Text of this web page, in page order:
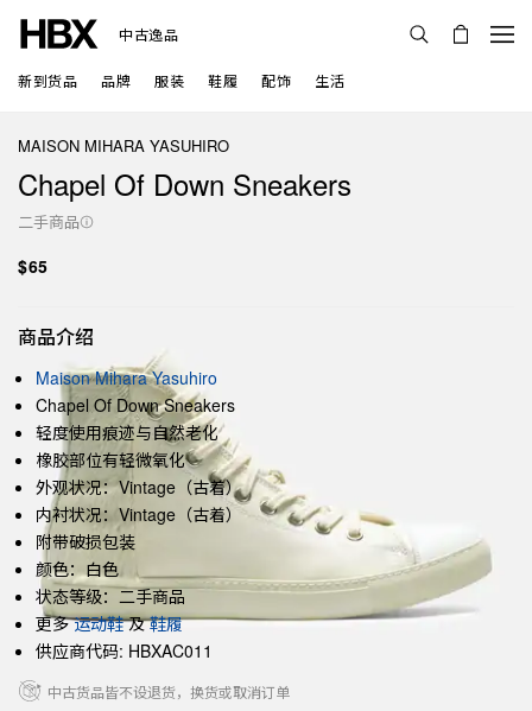
中古逸品
新到货品 品牌 服装 鞋履 配饰 生活
MAISON MIHARA YASUHIRO
Chapel Of Down Sneakers
二手商品
$65
商品介绍
Maison Mihara Yasuhiro
Chapel Of Down Sneakers
轻度使用痕迹与自然老化
橡胶部位有轻微氧化
外观状况：Vintage（古着）
内衬状况：Vintage（古着）
附带破损包装
颜色：白色
状态等级：二手商品
更多运动鞋及鞋履
供应商代码: HBXAC011
中古货品皆不设退货，换货或取消订单